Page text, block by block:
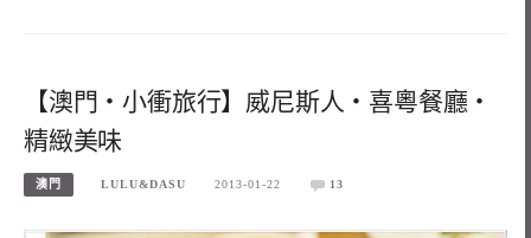
【澳門‧小衝旅行】威尼斯人‧喜粵餐廳‧
精緻美味
澳門 LULU&DASU 2013-01-22 13